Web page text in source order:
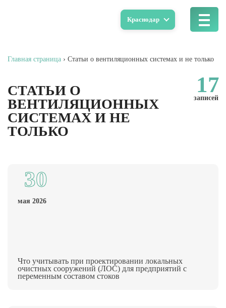
Краснодар
Главная страница › Статьи о вентиляционных системах и не только
СТАТЬИ О
ВЕНТИЛЯЦИОННЫХ
СИСТЕМАХ И НЕ
ТОЛЬКО
17
записей
30
мая 2026
Что учитывать при проектировании локальных
очистных сооружений (ЛОС) для предприятий с
переменным составом стоков